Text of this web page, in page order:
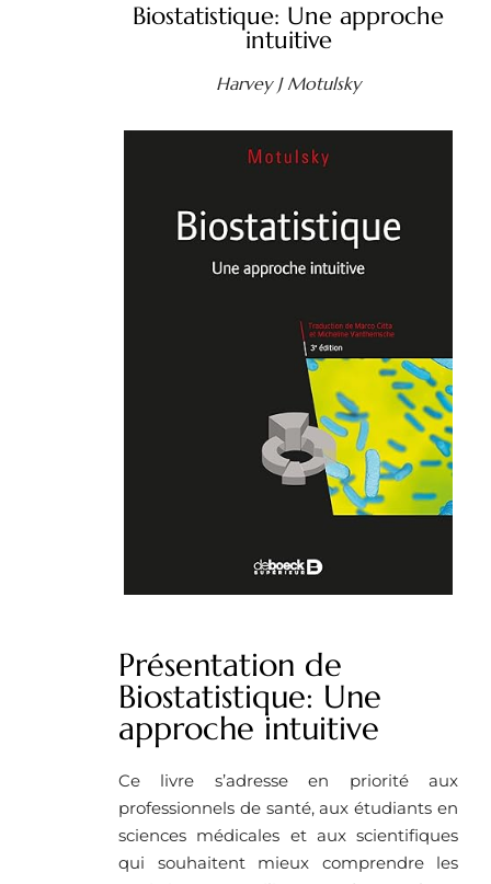
Biostatistique: Une approche
intuitive
Harvey J Motulsky
Présentation de
Biostatistique: Une
approche intuitive
Ce livre s’adresse en priorité aux
professionnels de santé, aux étudiants en
sciences médicales et aux scientifiques
qui souhaitent mieux comprendre les